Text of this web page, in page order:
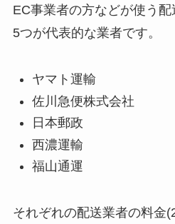
EC事業者の方などが使う
5つが代表的な業者です。
ヤマト運輸
佐川急便株式会社
日本郵政
西濃運輸
福山通運
それぞれの配送業者の料金